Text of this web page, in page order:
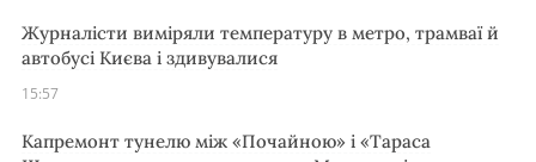
Журналісти виміряли температуру в метро, трамваї й
автобусі Києва і здивувалися
15:57
Капремонт тунелю між «Почайною» і «Тараса